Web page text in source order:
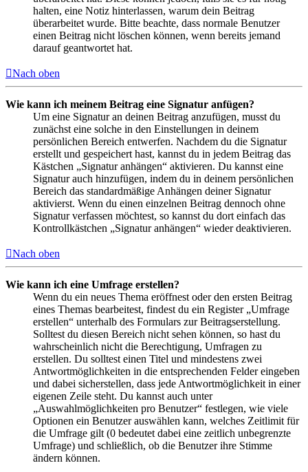
halten, eine Notiz hinterlassen, warum dein Beitrag
überarbeitet wurde. Bitte beachte, dass normale Benutzer
einen Beitrag nicht löschen können, wenn bereits jemand
darauf geantwortet hat.
Nach oben
Wie kann ich meinem Beitrag eine Signatur anfügen?
Um eine Signatur an deinen Beitrag anzufügen, musst du
zunächst eine solche in den Einstellungen in deinem
persönlichen Bereich entwerfen. Nachdem du die Signatur
erstellt und gespeichert hast, kannst du in jedem Beitrag das
Kästchen „Signatur anhängen“ aktivieren. Du kannst eine
Signatur auch hinzufügen, indem du in deinem persönlichen
Bereich das standardmäßige Anhängen deiner Signatur
aktivierst. Wenn du einen einzelnen Beitrag dennoch ohne
Signatur verfassen möchtest, so kannst du dort einfach das
Kontrollkästchen „Signatur anhängen“ wieder deaktivieren.
Nach oben
Wie kann ich eine Umfrage erstellen?
Wenn du ein neues Thema eröffnest oder den ersten Beitrag
eines Themas bearbeitest, findest du ein Register „Umfrage
erstellen“ unterhalb des Formulars zur Beitragserstellung.
Solltest du diesen Bereich nicht sehen können, so hast du
wahrscheinlich nicht die Berechtigung, Umfragen zu
erstellen. Du solltest einen Titel und mindestens zwei
Antwortmöglichkeiten in die entsprechenden Felder eingeben
und dabei sicherstellen, dass jede Antwortmöglichkeit in einer
eigenen Zeile steht. Du kannst auch unter
„Auswahlmöglichkeiten pro Benutzer“ festlegen, wie viele
Optionen ein Benutzer auswählen kann, welches Zeitlimit für
die Umfrage gilt (0 bedeutet dabei eine zeitlich unbegrenzte
Umfrage) und schließlich, ob die Benutzer ihre Stimme
ändern können.